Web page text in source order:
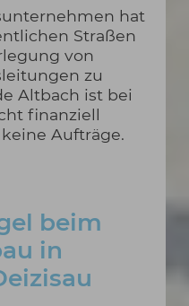
hat
Straßen
von
zu
Altbach ist bei
finanziell
Aufträge.
beim
in